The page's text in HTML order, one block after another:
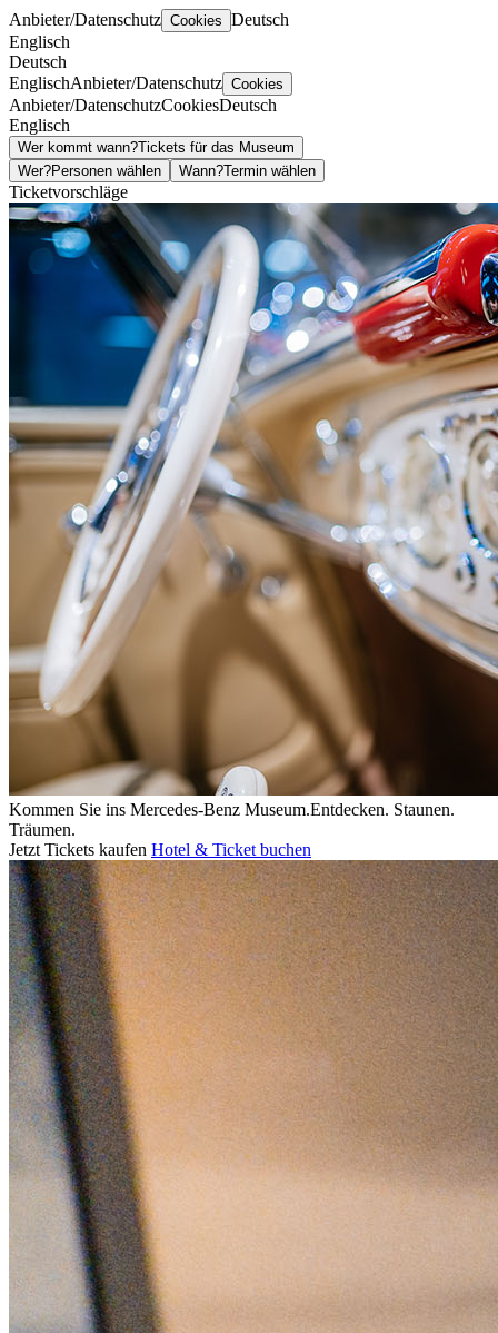
Anbieter/Datenschutz Cookies Deutsch
Englisch
Deutsch
EnglischAnbieter/Datenschutz Cookies
Anbieter/DatenschutzCookiesDeutsch
Englisch
Wer kommt wann?Tickets für das Museum
Wer?Personen wählen Wann?Termin wählen
Ticketvorschläge
Kommen Sie ins Mercedes-Benz Museum.Entdecken. Staunen.
Träumen.
Jetzt Tickets kaufen Hotel & Ticket buchen